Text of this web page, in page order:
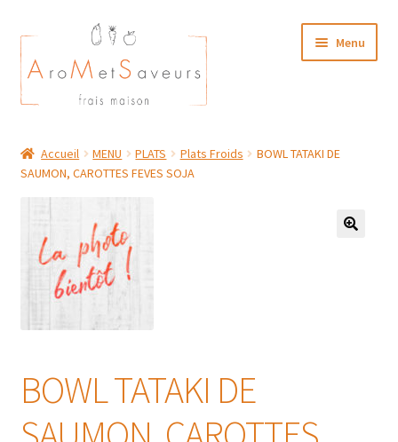
Aller
à
la
navigation
Aller
au
contenu
Menu
Plat du Jour/ Menu Week end
NOS BOUTIQUES
MON COMPTE
Accueil MENU PLATS Plats Froids
BOWL TATAKI DE
SAUMON, CAROTTES FEVES SOJA
BOWL TATAKI DE